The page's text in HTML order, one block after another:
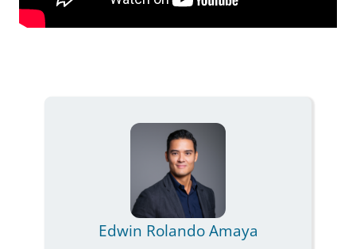
Edwin Rolando Amaya